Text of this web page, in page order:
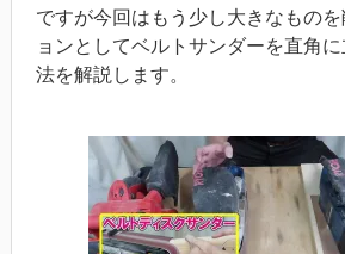
ですが今回はもう少し大きなもの
ョンとしてベルトサンダーを直角
法を解説します。